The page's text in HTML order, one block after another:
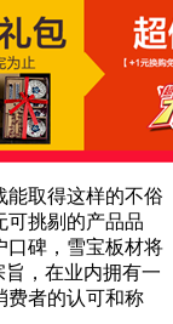
取得这样的不俗
可挑剔的产品品
口碑，雪宝板材将
，在业内拥有一
费者的认可和称